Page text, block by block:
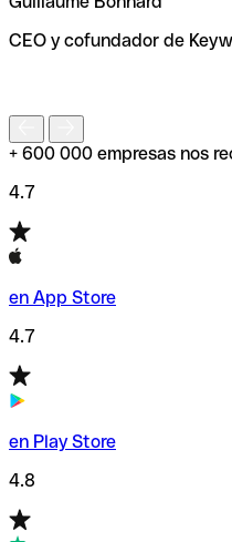
de enviar tu transferencia.
CEO y cofundador de
+ 600 000 empresas nos
4.7
en App Store
4.7
en Play Store
4.8